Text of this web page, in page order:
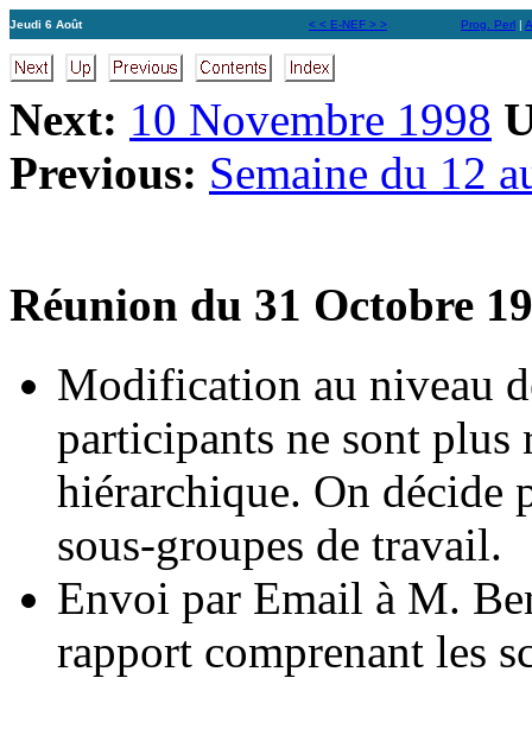
Jeudi 6 Août < < E-NEF > > Prog. Perl |
Next: 10 Novembre 1998
Previous: Semaine du 12
Réunion du 31 Octobre
Modification au niveau
participants ne sont plus
hiérarchique. On décide
sous-groupes de travail.
Envoi par Email à M.
rapport comprenant les